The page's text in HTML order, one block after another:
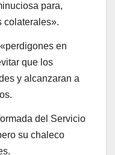
para,
colaterales».
en
que los
y alcanzaran a
del Servicio
su chaleco